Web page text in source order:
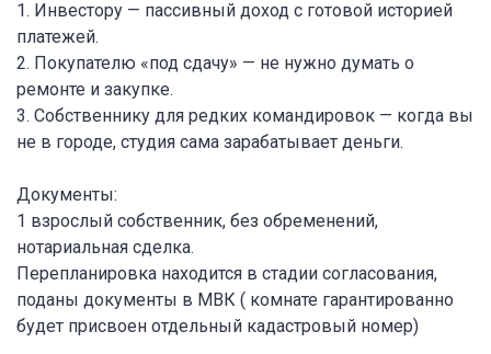
1. Инвестору — пассивный доход с готовой историей
платежей.
2. Покупателю «под сдачу» — не нужно думать о
ремонте и закупке.
3. Собственнику для редких командировок — когда вы
не в городе, студия сама зарабатывает деньги.
Документы:
1 взрослый собственник, без обременений,
нотариальная сделка.
Перепланировка находится в стадии согласования,
поданы документы в МВК ( комнате гарантированно
будет присвоен отдельный кадастровый номер)